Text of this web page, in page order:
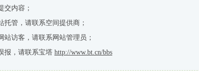
交内容；
托管，请联系空间提供商；
站访客，请联系网站管理员；
报，请联系宝塔 http://www.bt.cn/bbs